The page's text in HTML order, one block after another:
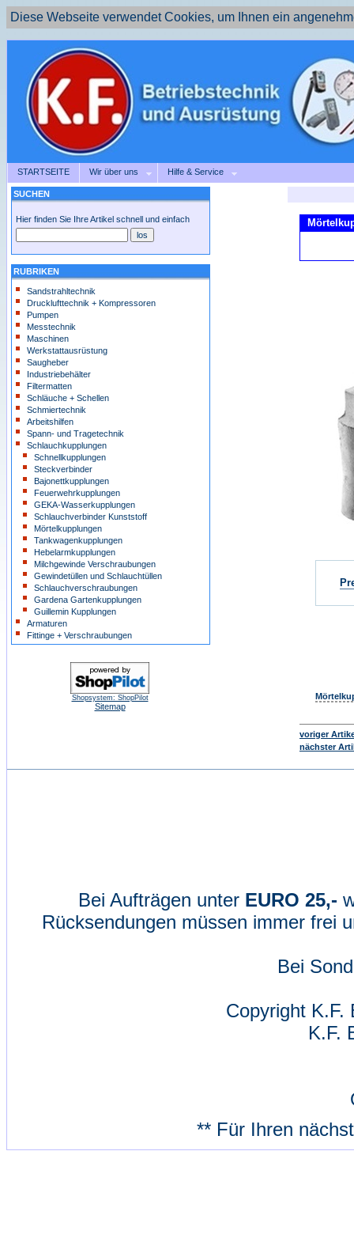
Diese Webseite verwendet Cookies, um Ihnen ein
STARTSEITE Wir über uns Hilfe & Service
SUCHEN
Hier finden Sie Ihre Artikel schnell und einfach
RUBRIKEN
Sandstrahltechnik
Drucklufttechnik + Kompressoren
Pumpen
Messtechnik
Maschinen
Werkstattausrüstung
Saugheber
Industriebehälter
Filtermatten
Schläuche + Schellen
Schmiertechnik
Arbeitshilfen
Spann- und Tragetechnik
Schlauchkupplungen
Schnellkupplungen
Steckverbinder
Bajonettkupplungen
Feuerwehrkupplungen
GEKA-Wasserkupplungen
Schlauchverbinder Kunststoff
Mörtelkupplungen
Tankwagenkupplungen
Hebelarmkupplungen
Milchgewinde Verschraubungen
Gewindetüllen und Schlauchtüllen
Schlauchverschraubungen
Gardena Gartenkupplungen
Guillemin Kupplungen
Armaturen
Fittinge + Verschraubungen
Shopsystem: ShopPilot
Sitemap
voriger
nächster
Bei Aufträgen unter EURO 25,-
Rücksendungen müssen immer frei
Bei
Copyright
K.F.
** Für Ihren